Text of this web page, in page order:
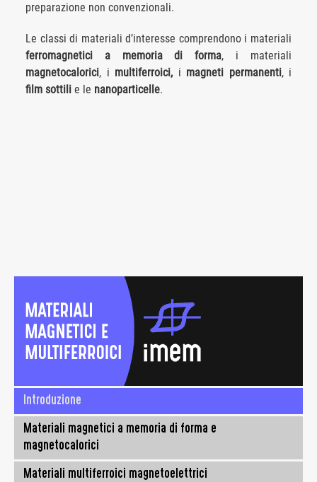
preparazione non convenzionali.
Le classi di materiali d’interesse comprendono i materiali
ferromagnetici a memoria di forma, i materiali
magnetocalorici, i multiferroici, i magneti permanenti, i
film sottili e le nanoparticelle.
Introduzione
Materiali magnetici a memoria di forma e
magnetocalorici
Materiali multiferroici magnetoelettrici